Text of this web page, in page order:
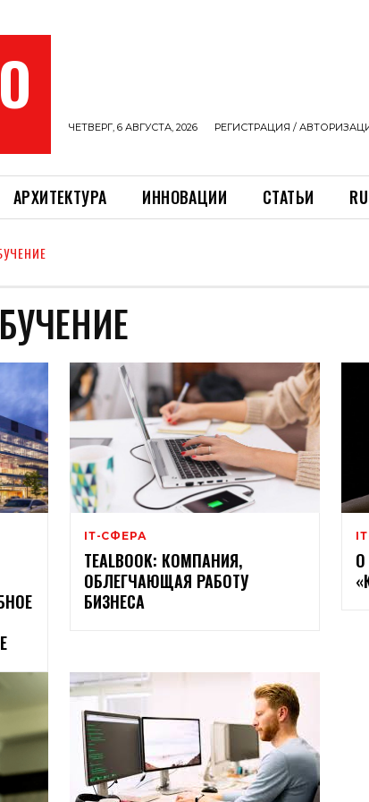
ЧЕТВЕРГ, 6 АВГУСТА, 2026 РЕГИСТРАЦИЯ /
АРХИТЕКТУРА ИННОВАЦИИ СТАТЬИ RU
ІТ-СФЕРА
TEALBOOK: КОМПАНИЯ,
ОБЛЕГЧАЮЩАЯ РАБОТУ
БИЗНЕСА